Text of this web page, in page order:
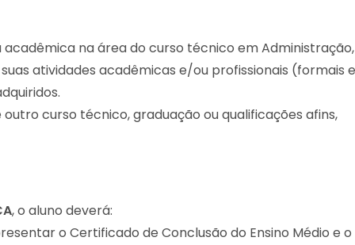
na área do curso técnico em Administração,
atividades acadêmicas e/ou profissionais (formais e
curso técnico, graduação ou qualificações afins,
, o aluno deverá:
o Certificado de Conclusão do Ensino Médio e o